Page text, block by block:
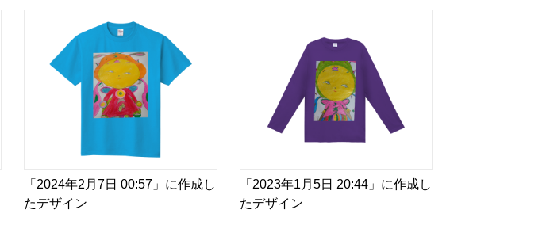
「2024年2月7日 00:57」に作成し
たデザイン
「2023年1月5日 20:44」に作成し
たデザイン